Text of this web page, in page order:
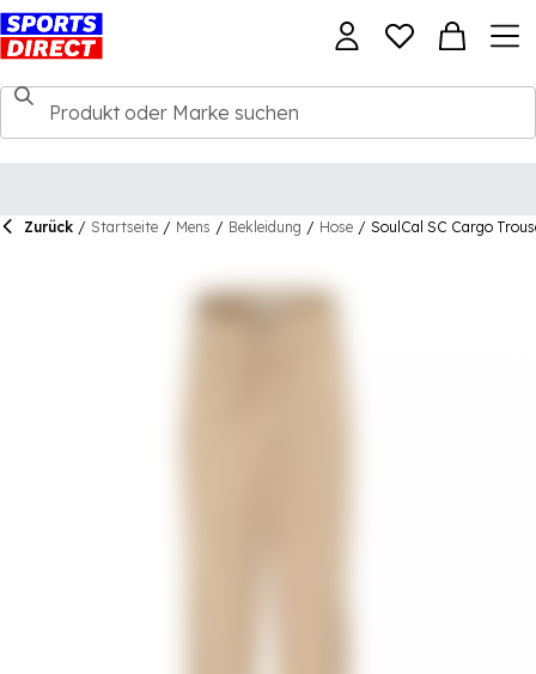
Zurück / Startseite / Mens / Bekleidung / Hose / SoulCal SC Cargo